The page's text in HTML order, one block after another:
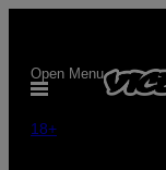
content
Open Menu
18+